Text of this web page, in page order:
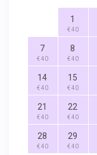
1
€ 40
7
€ 40
8
€ 40
14
€ 40
15
€ 40
21
€ 40
22
€ 40
28
€ 40
29
€ 40